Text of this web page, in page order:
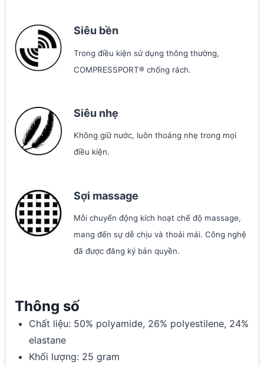
Siêu bền
Trong điều kiện sử dụng thông thường,
COMPRESSPORT® chống rách.
Siêu nhẹ
Không giữ nước, luôn thoáng nhẹ trong mọi
điều kiện.
Sợi massage
Mỗi chuyển động kích hoạt chế độ massage,
mang đến sự dễ chịu và thoải mái. Công nghệ
đã được đăng ký bản quyền.
Thông số
Chất liệu: 50% polyamide, 26% polyestilene, 24%
elastane
Khối lượng: 25 gram